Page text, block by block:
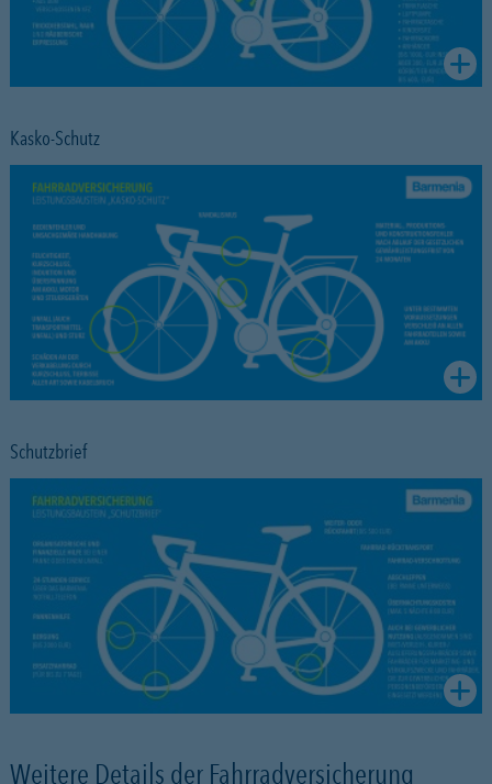
Kasko-Schutz
Schutzbrief
Weitere Details der Fahrradversicherung